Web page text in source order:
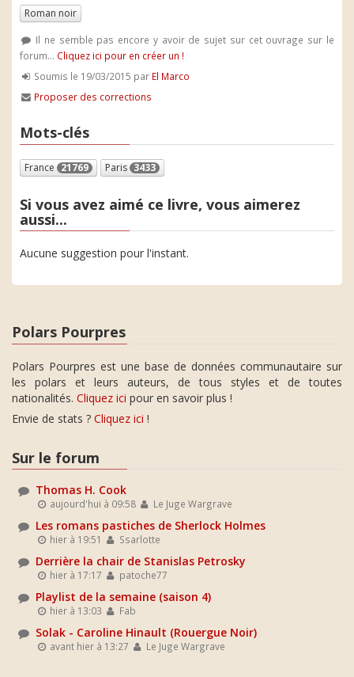
Roman noir
Il ne semble pas encore y avoir de sujet sur cet ouvrage sur le
forum... Cliquez ici pour en créer un !
Soumis le 19/03/2015 par El Marco
Proposer des corrections
Mots-clés
France 21769 Paris 3433
Si vous avez aimé ce livre, vous aimerez
aussi...
Aucune suggestion pour l'instant.
Polars Pourpres
Polars Pourpres est une base de données communautaire sur
les polars et leurs auteurs, de tous styles et de toutes
nationalités. Cliquez ici pour en savoir plus !
Envie de stats ? Cliquez ici !
Sur le forum
Thomas H. Cook
aujourd'hui à 09:58 Le Juge Wargrave
Les romans pastiches de Sherlock Holmes
hier à 19:51 Ssarlotte
Derrière la chair de Stanislas Petrosky
hier à 17:17 patoche77
Playlist de la semaine (saison 4)
hier à 13:03 Fab
Solak - Caroline Hinault (Rouergue Noir)
avant hier à 13:27 Le Juge Wargrave